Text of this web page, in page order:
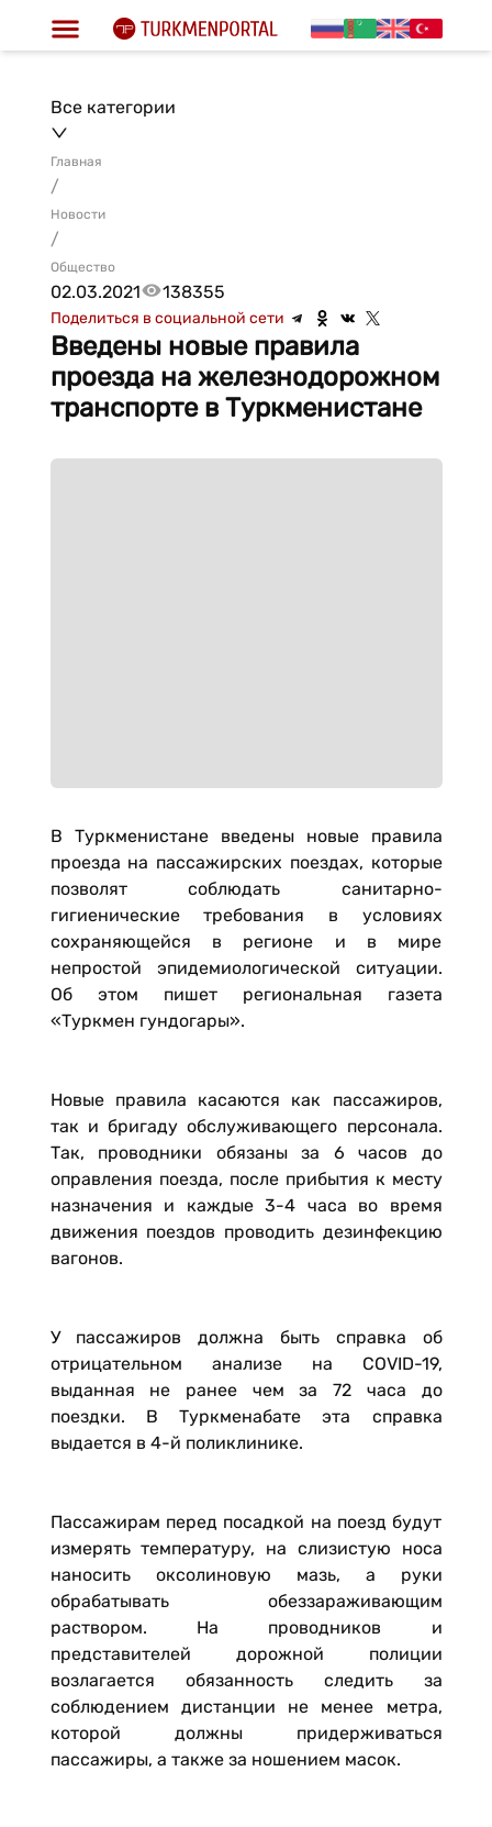
Все категории
Главная
/
Новости
/
Общество
02.03.2021 138355
Поделиться в социальной сети
Введены новые правила
проезда на железнодорожном
транспорте в Туркменистане
В Туркменистане введены новые правила
проезда на пассажирских поездах, которые
позволят соблюдать санитарно-
гигиенические требования в условиях
сохраняющейся в регионе и в мире
непростой эпидемиологической ситуации.
Об этом пишет региональная газета
«Туркмен гундогары».
Новые правила касаются как пассажиров,
так и бригаду обслуживающего персонала.
Так, проводники обязаны за 6 часов до
оправления поезда, после прибытия к месту
назначения и каждые 3-4 часа во время
движения поездов проводить дезинфекцию
вагонов.
У пассажиров должна быть справка об
отрицательном анализе на COVID-19,
выданная не ранее чем за 72 часа до
поездки. В Туркменабате эта справка
выдается в 4-й поликлинике.
Пассажирам перед посадкой на поезд будут
измерять температуру, на слизистую носа
наносить оксолиновую мазь, а руки
обрабатывать обеззараживающим
раствором. На проводников и
представителей дорожной полиции
возлагается обязанность следить за
соблюдением дистанции не менее метра,
которой должны придерживаться
пассажиры, а также за ношением масок.